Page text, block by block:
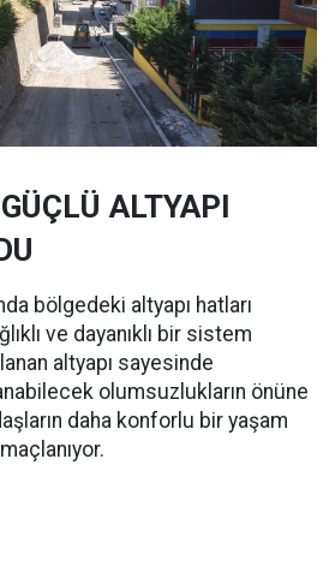
ALTYAPI
bölgedeki altyapı hatları
ve dayanıklı bir sistem
altyapı sayesinde
olumsuzlukların önüne
daha konforlu bir yaşam